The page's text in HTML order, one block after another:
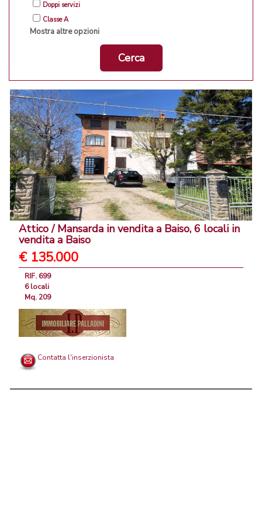
Doppi servizi
Classe A
Mostra altre opzioni
Cerca
Attico / Mansarda in vendita a Baiso, 6 locali in
vendita a Baiso
€ 135.000
RIF. 699
6 locali
Mq. 209
Contatta l'inserzionista